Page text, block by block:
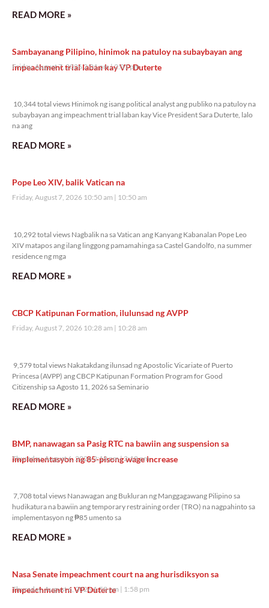
READ MORE »
Sambayanang Pilipino, hinimok na patuloy na subaybayan ang
impeachment trial laban kay VP Duterte
Friday, August 7, 2026 2:01 pm 2:01 pm
10,344 total views Hinimok ng isang political analyst ang publiko na patuloy na
subaybayan ang impeachment trial laban kay Vice President Sara Duterte, lalo
na ang
READ MORE »
Pope Leo XIV, balik Vatican na
Friday, August 7, 2026 10:50 am 10:50 am
10,292 total views Nagbalik na sa Vatican ang Kanyang Kabanalan Pope Leo
XIV matapos ang ilang linggong pamamahinga sa Castel Gandolfo, na summer
residence ng mga
READ MORE »
CBCP Katipunan Formation, ilulunsad ng AVPP
Friday, August 7, 2026 10:28 am 10:28 am
9,579 total views Nakatakdang ilunsad ng Apostolic Vicariate of Puerto
Princesa (AVPP) ang CBCP Katipunan Formation Program for Good
Citizenship sa Agosto 11, 2026 sa Seminario
READ MORE »
BMP, nanawagan sa Pasig RTC na bawiin ang suspension sa
implementasyon ng 85-pisong wage increase
Thursday, August 6, 2026 2:18 pm 2:18 pm
7,708 total views Nanawagan ang Bukluran ng Manggagawang Pilipino sa
hudikatura na bawiin ang temporary restraining order (TRO) na nagpahinto sa
implementasyon ng ₱85 umento sa
READ MORE »
Nasa Senate impeachment court na ang hurisdiksyon sa
impeachment ni VP Duterte
Thursday, August 6, 2026 1:58 pm 1:58 pm